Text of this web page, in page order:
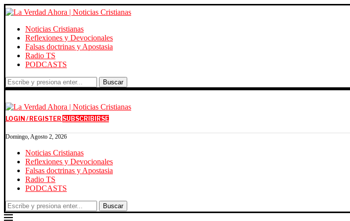
Noticias Cristianas
Reflexiones y Devocionales
Falsas doctrinas y Apostasia
Radio TS
PODCASTS
Buscar
LOGIN / REGISTER SUBSCRIBIRSE
Domingo, Agosto 2, 2026
Noticias Cristianas
Reflexiones y Devocionales
Falsas doctrinas y Apostasia
Radio TS
PODCASTS
Buscar